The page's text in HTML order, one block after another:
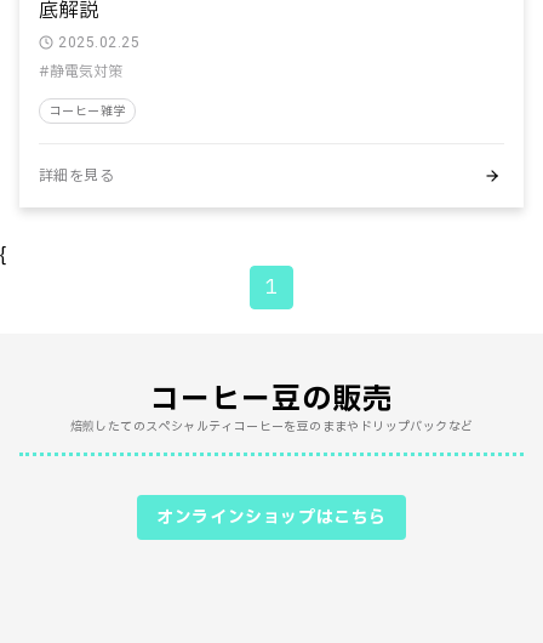
#世界３大コーヒー
#品種
#嗜好
#焙煎度合
検索条件をクリア
底解説
2025.02.25
#静電気対策
コーヒー雑学
詳細を見る
{
1
コーヒー豆の販売
焙煎したてのスペシャルティコーヒーを豆のままやドリップバックなど
オンラインショップはこちら